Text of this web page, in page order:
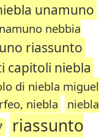
unamuno
nebbia
riassunto
capitoli niebla
di niebla miguel
niebla
niebla
riassunto